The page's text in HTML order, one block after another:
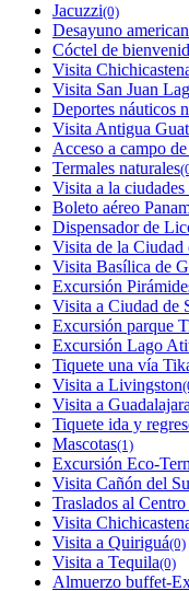
Jacuzzi(0)
Desayuno
Cóctel de
Visita
Visita San Juan
Deportes náuticos
Visita Antigua
Acceso a campo
Termales naturales
Visita a la
Boleto aéreo
Dispensador de
Visita de la
Visita Basílica de
Excursión
Visita a Ciudad de
Excursión parque
Excursión Lago
Tiquete una vía
Visita a Livingston
Visita a Guadalajara
Tiquete ida y
Mascotas(1)
Excursión Eco-
Visita Cañón del
Traslados al
Visita
Visita a Quiriguá(0)
Visita a Tequila(0)
Almuerzo buffet-